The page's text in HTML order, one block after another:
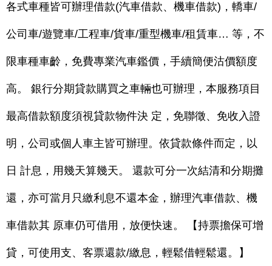
各式車種皆可辦理借款(汽車借款、機車借款)，轎車/
公司車/遊覽車/工程車/貨車/重型機車/租賃車… 等，不
限車種車齡，免費專業汽車鑑價，手續簡便沽價額度
高。 銀行分期貸款購買之車輛也可辦理，本服務項目
最高借款額度須視貸款物件決 定，免聯徵、免收入證
明，公司或個人車主皆可辦理。依貸款條件而定，以
日 計息，用幾天算幾天。 還款可分一次結清和分期攤
還，亦可當月只繳利息不還本金，辦理汽車借款、機
車借款其 原車仍可借用，放便快速。 【持票擔保可增
貸，可使用支、客票還款/繳息，輕鬆借輕鬆還。】